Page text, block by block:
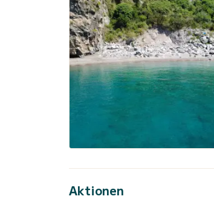
Aktionen